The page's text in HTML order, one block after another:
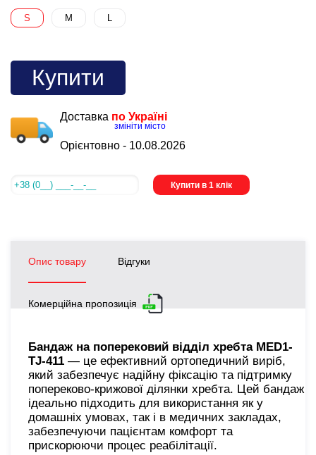
S M L
Купити
Доставка по Україні
змініти місто
Орієнтовно - 10.08.2026
Купити в 1 клік
Опис товару Відгуки
Комерційна пропозиція
Бандаж на поперековий відділ хребта MED1-
TJ-411 — це ефективний ортопедичний виріб,
який забезпечує надійну фіксацію та підтримку
попереково-крижової ділянки хребта. Цей бандаж
ідеально підходить для використання як у
домашніх умовах, так і в медичних закладах,
забезпечуючи пацієнтам комфорт та
прискорюючи процес реабілітації.